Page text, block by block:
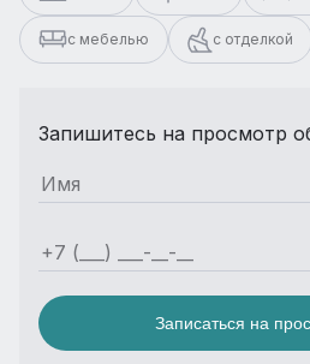
с мебелью с отделкой
Запишитесь на просмотр
Записаться на